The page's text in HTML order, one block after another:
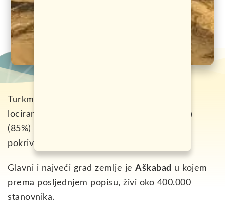
Turkmenistan je bivša Sovjetska republika,
locirana u srednjoj Aziji. Većinu stanovništva
(85%) čine
pokriva pustinja
Glavni i najveći grad zemlje je Aškabad u kojem
prema posljednjem popisu, živi oko 400.000
stanovnika.